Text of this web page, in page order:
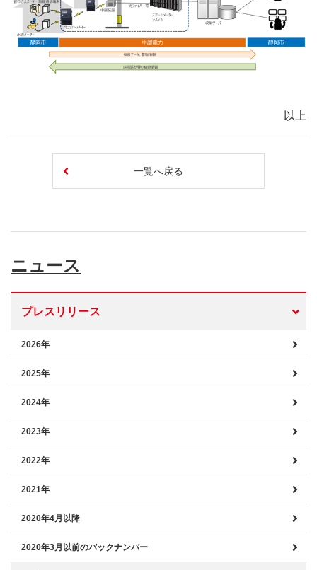
以上
一覧へ戻る
ニュース
プレスリリース
2026年
2025年
2024年
2023年
2022年
2021年
2020年4月以降
2020年3月以前のバックナンバー